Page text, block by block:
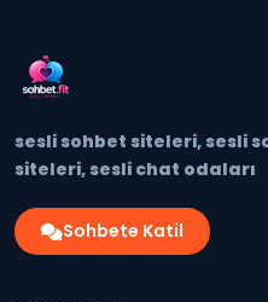
sesli sohbet siteleri, sesli
siteleri, sesli chat odaları
Sohbete Katil